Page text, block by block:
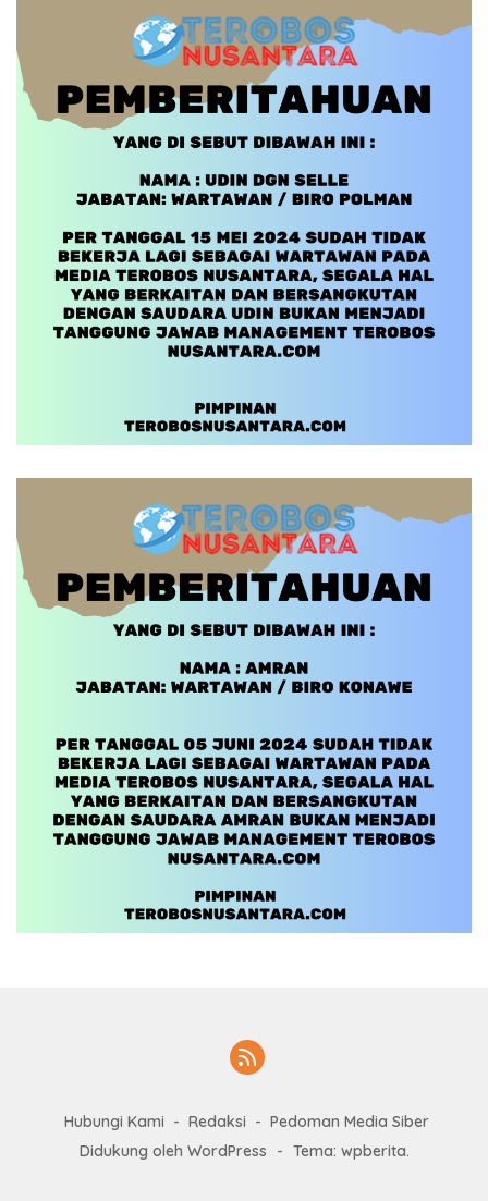
Hubungi Kami Redaksi
Pedoman Media Siber
Didukung oleh WordPress
- Tema: wpberita.